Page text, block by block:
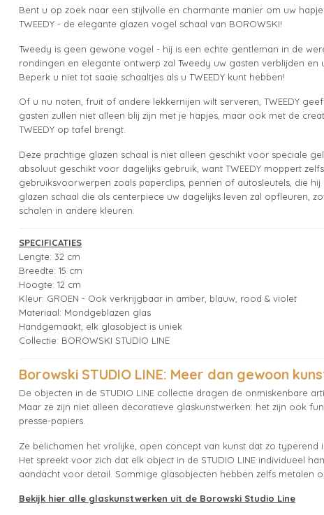
Bent u op zoek naar een stijlvolle en charmante manier om uw
TWEEDY - de elegante glazen vogel schaal van BOROWSKI!
Tweedy is geen gewone vogel - hij is een echte gentleman in de
rondingen en elegante ontwerp zal Tweedy uw gasten verblijden en
Beperk u niet tot saaie schaaltjes als u TWEEDY kunt hebben!
Of u nu noten, fruit of andere lekkernijen wilt serveren, TWEEDY
gasten zullen niet alleen blij zijn met je hapjes, maar ook met de
TWEEDY op tafel brengt.
Deze prachtige glazen schaal is niet alleen geschikt voor speciale
absoluut geschikt voor dagelijks gebruik, want TWEEDY moppert
gebruiksvoorwerpen zoals paperclips, pennen of autosleutels, die
glazen schaal die als centerpiece uw dagelijks leven zal opfleuren,
schalen in andere kleuren.
SPECIFICATIES
Lengte: 32 cm
Breedte: 15 cm
Hoogte: 12 cm
Kleur: GROEN - Ook verkrijgbaar in amber, blauw, rood & violet
Materiaal: Mondgeblazen glas
Handgemaakt, elk glasobject is uniek
Collectie: BOROWSKI STUDIO LINE
Borowski STUDIO LINE: Meer dan gewoon
De objecten in de STUDIO LINE collectie dragen de onmiskenbare
Maar ze zijn niet alleen decoratieve glaskunstwerken: het zijn ook
presse-papiers.
Ze belichamen het vrolijke, open concept van kunst dat zo
Het spreekt voor zich dat elk object in de STUDIO LINE individueel
aandacht voor detail. Sommige glasobjecten hebben zelfs metalen
Bekijk hier alle glaskunstwerken uit de Borowski Studio Line